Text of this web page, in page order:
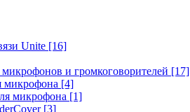
Unite [16]
и громкоговорителей [17]
микрофона [4]
микрофона [1]
[3]